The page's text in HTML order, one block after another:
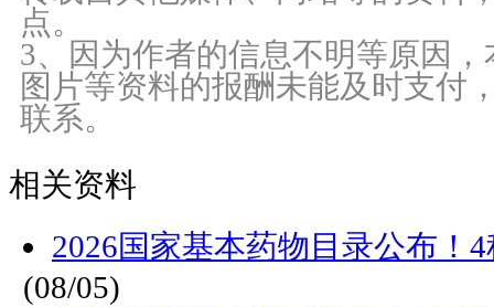
点。
3、因为作者的信息不明等原因
图片等资料的报酬未能及时支付
联系。
相关资料
2026国家基本药物目录公布！
(08/05)